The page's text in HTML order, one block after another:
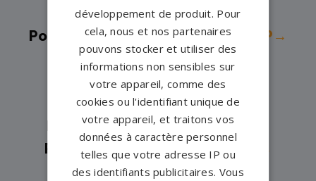
Pompes funèbres - Gourin→
Pompes funèbres - GRAND CHAMP→
Pompes funèbres -
Pompes funèbres -Guiscriff→
Pompes funèbres - Josselin→
Pompes funèbres - Malansac→
Pompes funèbres -Malestroit→
Pompes funèbres -Mauron→
développement de produit. Pour
cela, nous et nos partenaires
pouvons stocker et utiliser des
informations non sensibles sur
votre appareil, comme des
cookies ou l'identifiant unique de
votre appareil, et traitons vos
données à caractère personnel
telles que votre adresse IP ou
des identifiants publicitaires. Vous